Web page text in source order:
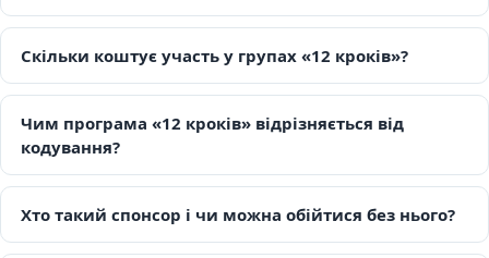
Скільки коштує участь у групах «12 кроків»?
Чим програма «12 кроків» відрізняється від
кодування?
Хто такий спонсор і чи можна обійтися без нього?